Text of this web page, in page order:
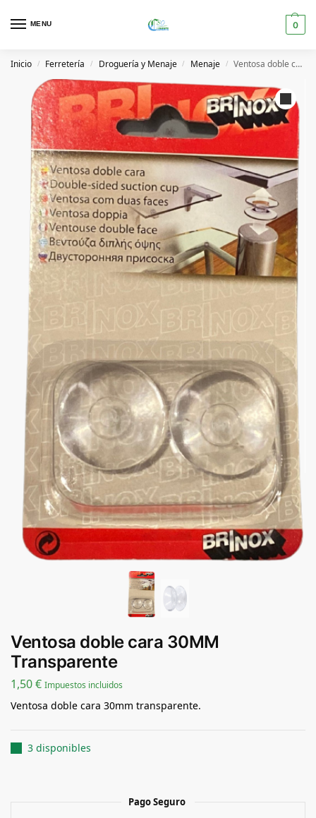
MENU 0
Inicio / Ferretería / Droguería y Menaje / Menaje / Ventosa doble cara 30MM Transparente
Ventosa doble cara 30MM
Transparente
1,50€ Impuestos incluidos
Ventosa doble cara 30mm transparente.
3 disponibles
Pago Seguro